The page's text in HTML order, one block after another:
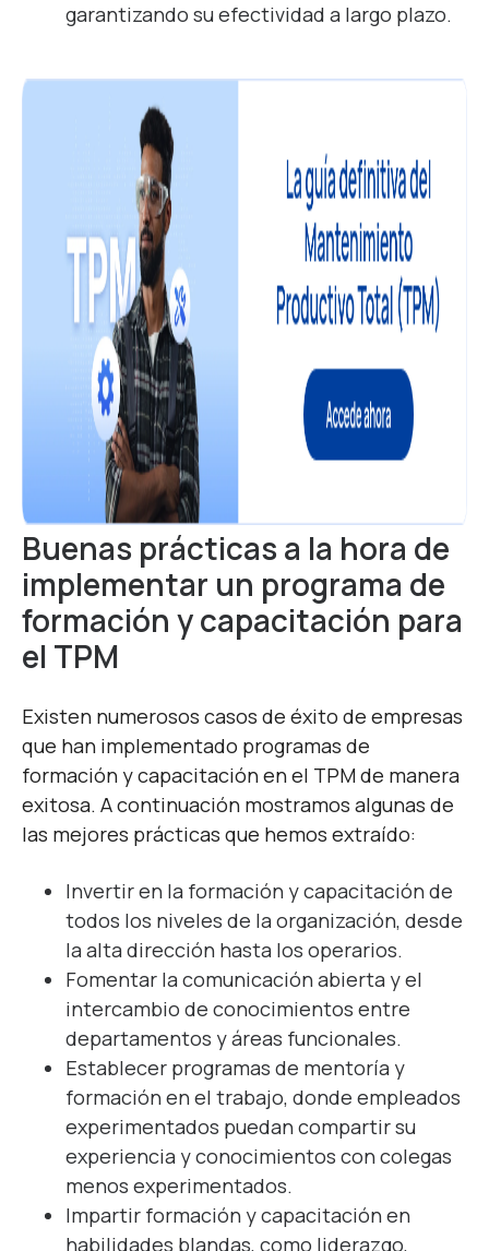
garantizando su efectividad a largo plazo.
Buenas prácticas a la hora de
implementar un programa de
formación y capacitación para
el TPM
Existen numerosos casos de éxito de empresas
que han implementado programas de
formación y capacitación en el TPM de manera
exitosa. A continuación mostramos algunas de
las mejores prácticas que hemos extraído:
Invertir en la formación y capacitación de
todos los niveles de la organización, desde
la alta dirección hasta los operarios.
Fomentar la comunicación abierta y el
intercambio de conocimientos entre
departamentos y áreas funcionales.
Establecer programas de mentoría y
formación en el trabajo, donde empleados
experimentados puedan compartir su
experiencia y conocimientos con colegas
menos experimentados.
Impartir formación y capacitación en
habilidades blandas, como liderazgo,